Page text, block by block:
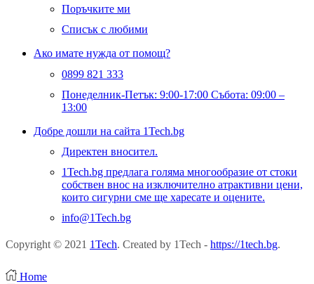
Поръчките ми
Списък с любими
Ако имате нужда от помощ?
0899 821 333
Понеделник-Петък: 9:00-17:00 Събота: 09:00 –
13:00
Добре дошли на сайта 1Tech.bg
Директен вносител.
1Tech.bg предлага голяма многообразие от стоки
собствен внос на изключително атрактивни цени,
които сигурни сме ще харесате и оцените.
info@1Tech.bg
Copyright © 2021 1Tech. Created by 1Tech - https://1tech.bg.
Home